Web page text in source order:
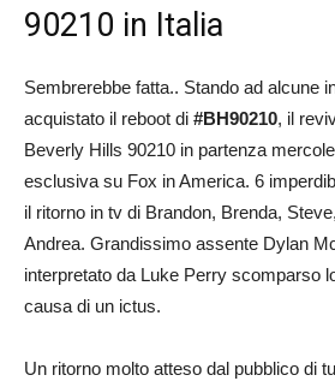
90210 in Italia
Sembrerebbe fatta.. Stando ad alcune
acquistato il reboot di #BH90210, il
Beverly Hills 90210 in partenza
esclusiva su Fox in America. 6
il ritorno in tv di Brandon, Brenda,
Andrea. Grandissimo assente Dylan
interpretato da Luke Perry scomparso
causa di un ictus.
Un ritorno molto atteso dal pubblico di